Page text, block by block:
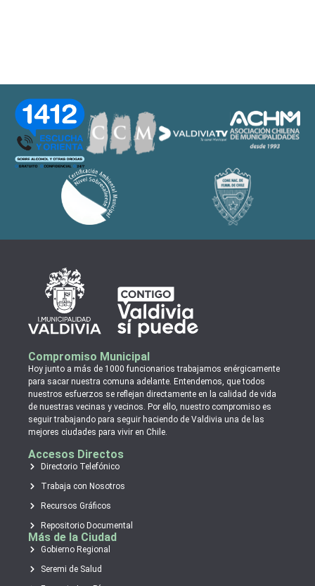
Compromiso Municipal
Hoy junto a más de 1000 funcionarios trabajamos enérgicamente
para sacar nuestra comuna adelante. Entendemos, que todos
nuestros esfuerzos se reflejan directamente en la calidad de vida
de nuestras vecinas y vecinos. Por ello, nuestro compromiso es
seguir trabajando para seguir haciendo de Valdivia una de las
mejores ciudades para vivir en Chile.
Accesos Directos
Directorio Telefónico
Trabaja con Nosotros
Recursos Gráficos
Repositorio Documental
Más de la Ciudad
Gobierno Regional
Seremi de Salud